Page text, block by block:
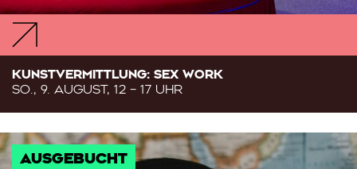
KUNSTVERMITTLUNG: SEX WORK
SO., 9. AUGUST, 12 – 17 UHR
AUSGEBUCHT